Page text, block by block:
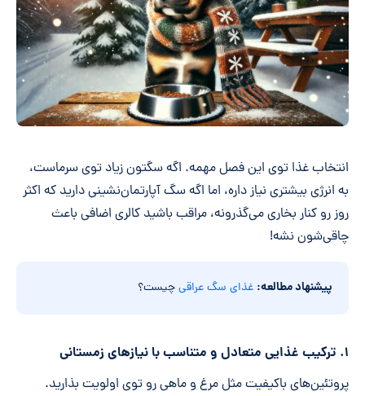
انتخاب غذا توی این فصل مهمه. اگه سگتون زیاد توی سرماست،
به انرژی بیشتری نیاز داره، اما اگه سگ آپارتمان‌نشینی دارید که اکثر
روز رو کنار بخاری می‌گذرونه، مراقب باشید کالری اضافی باعث
چاقی‌شون نشه!
پیشنهاد مطالعه: غذای سگ عراقیچیست؟
۱. ترکیب غذایی متعادل و متناسب با نیازهای زمستانی
پروتئین‌های باکیفیت مثل مرغ و ماهی رو توی اولویت بذارید.